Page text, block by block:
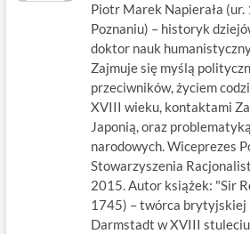
Piotr Marek Napierała
Poznaniu) – historyk
doktor nauk
Zajmuje się myślą
przeciwników, życiem
XVIII wieku, kontaktami
Japonią, oraz
narodowych. Wiceprezes
Stowarzyszenia
2015. Autor książek: "Sir
1745) – twórca brytyjskiej
Darmstadt w XVIII